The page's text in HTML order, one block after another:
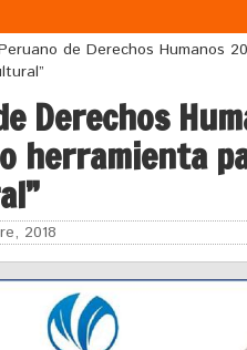
de Derechos Humanos
Derechos
herramienta
2018